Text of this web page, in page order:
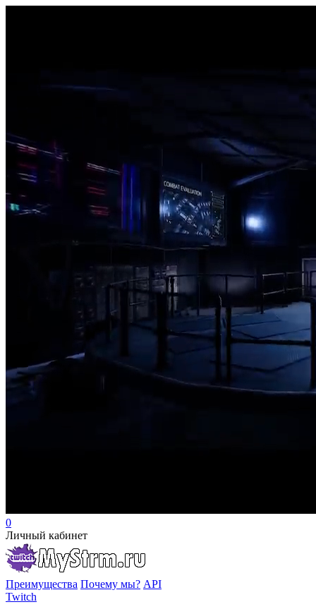
0
Личный кабинет
Преимущества Почему мы? API
Twitch